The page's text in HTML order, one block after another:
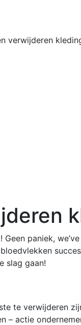
verwijderen
paniek,
slag gaan!
te verwijderen
– actie